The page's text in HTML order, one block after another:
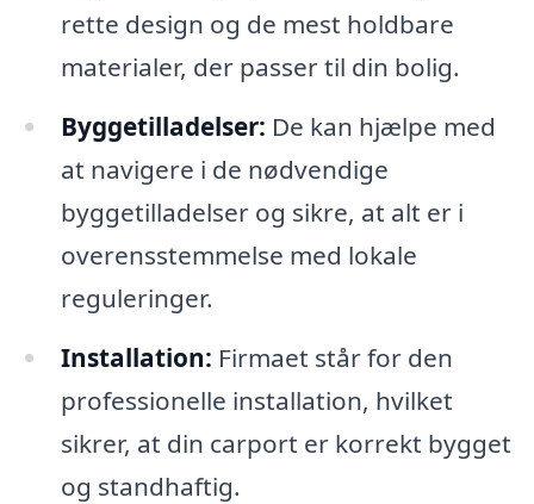
rette design og de mest holdbare
materialer, der passer til din bolig.
Byggetilladelser: De kan hjælpe med
at navigere i de nødvendige
byggetilladelser og sikre, at alt er i
overensstemmelse med lokale
reguleringer.
Installation: Firmaet står for den
professionelle installation, hvilket
sikrer, at din carport er korrekt bygget
og standhaftig.